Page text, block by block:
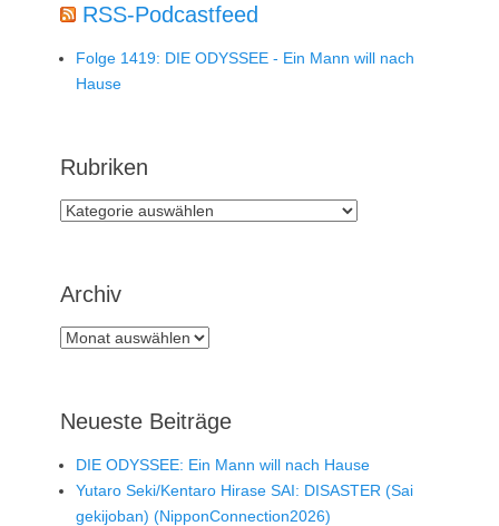
RSS-Podcastfeed
Folge 1419: DIE ODYSSEE - Ein Mann will nach
Hause
Rubriken
Rubriken
Archiv
Archiv
Neueste Beiträge
DIE ODYSSEE: Ein Mann will nach Hause
Yutaro Seki/Kentaro Hirase SAI: DISASTER (Sai
gekijoban) (NipponConnection2026)